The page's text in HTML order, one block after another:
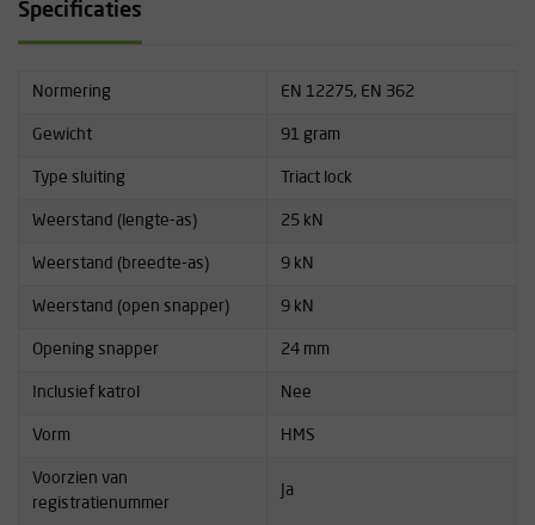
Specificaties
Normering EN 12275, EN 362
Gewicht 91 gram
Type sluiting Triact lock
Weerstand (lengte-as) 25 kN
Weerstand (breedte-as) 9 kN
Weerstand (open snapper) 9 kN
Opening snapper 24 mm
Inclusief katrol Nee
Vorm HMS
Voorzien van
registratienummer
Ja